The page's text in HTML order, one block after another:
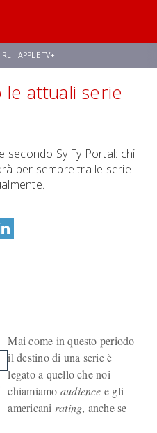
APPLE TV+
TREK AVENGERS: DOOMSDAY
attuali serie
secondo Sy Fy Portal: chi
per sempre tra le serie
Mai come in questo periodo
il destino di una serie è
legato a quello che noi
chiamiamo audience e gli
americani rating, anche se